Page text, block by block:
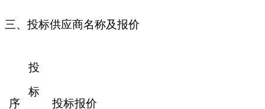
三、投标供应商名称及报价
序
投
标
投标报价